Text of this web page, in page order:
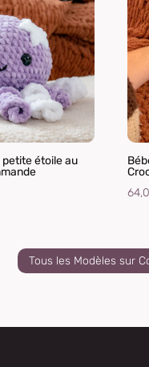
petite étoile au
Tous les Modèles sur